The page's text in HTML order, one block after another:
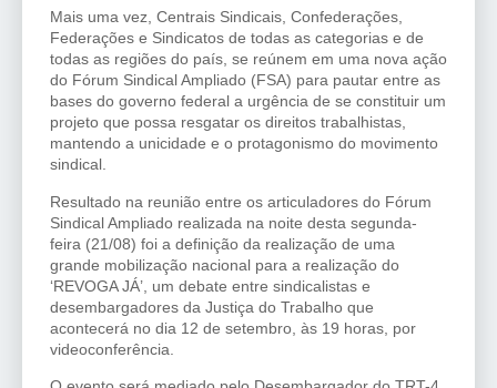
Mais uma vez, Centrais Sindicais, Confederações,
Federações e Sindicatos de todas as categorias e de
todas as regiões do país, se reúnem em uma nova ação
do Fórum Sindical Ampliado (FSA) para pautar entre as
bases do governo federal a urgência de se constituir um
projeto que possa resgatar os direitos trabalhistas,
mantendo a unicidade e o protagonismo do movimento
sindical.
Resultado na reunião entre os articuladores do Fórum
Sindical Ampliado realizada na noite desta segunda-
feira (21/08) foi a definição da realização de uma
grande mobilização nacional para a realização do
‘REVOGA JÁ’, um debate entre sindicalistas e
desembargadores da Justiça do Trabalho que
acontecerá no dia 12 de setembro, às 19 horas, por
videoconferência.